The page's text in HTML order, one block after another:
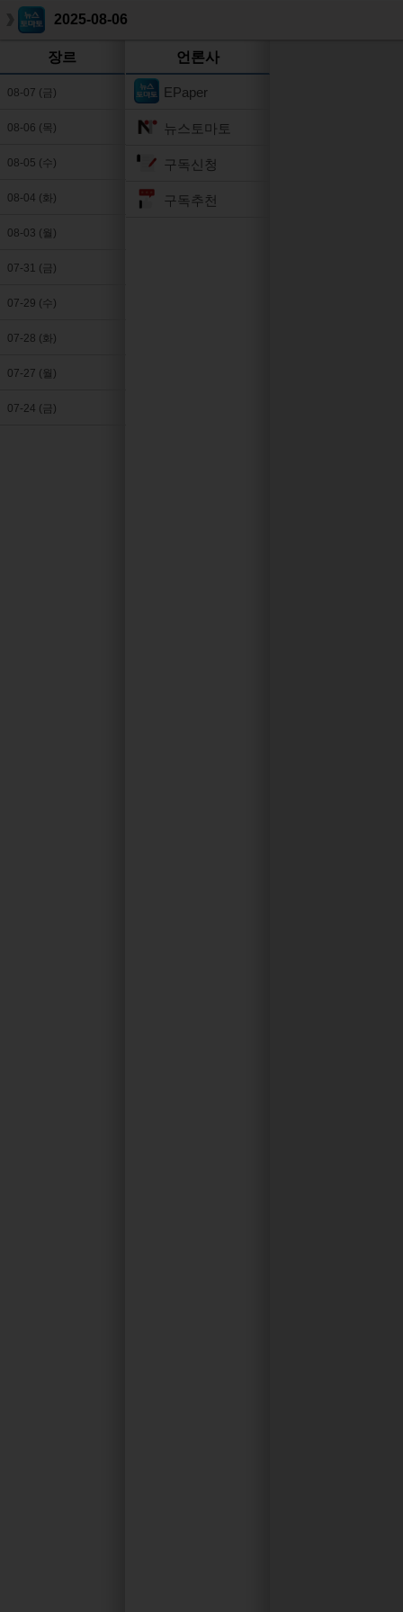
2025-08-06
장르
08-07 (금)
08-06 (목)
08-05 (수)
08-04 (화)
08-03 (월)
07-31 (금)
07-29 (수)
07-28 (화)
07-27 (월)
07-24 (금)
언론사
EPaper
뉴스토마토
구독신청
구독추천